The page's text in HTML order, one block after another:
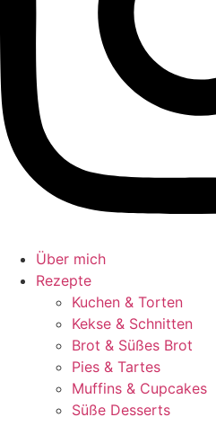
Über mich
Rezepte
Kuchen & Torten
Kekse & Schnitten
Brot & Süßes Brot
Pies & Tartes
Muffins & Cupcakes
Süße Desserts